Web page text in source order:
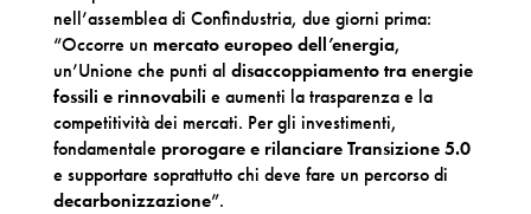
nell’assemblea di Confindustria, due giorni prima:
“Occorre un mercato europeo dell’energia,
un’Unione che punti al disaccoppiamento tra energie
fossili e rinnovabili e aumenti la trasparenza e la
competitività dei mercati. Per gli investimenti,
fondamentale prorogare e rilanciare Transizione 5.0
e supportare soprattutto chi deve fare un percorso di
decarbonizzazione”.